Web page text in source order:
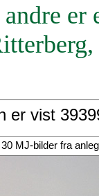
andre
er vist
30 MJ-bilder fra